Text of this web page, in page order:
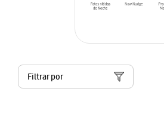
Filtrar por